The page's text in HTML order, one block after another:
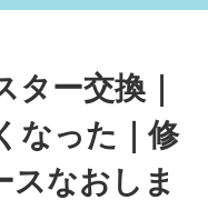
ー交換｜
なった｜修
スなおしま